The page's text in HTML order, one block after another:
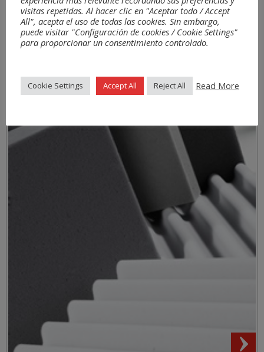
Materiales
visitas repetidas. Al hacer clic en "Aceptar todo / Accept
All", acepta el uso de todas las cookies. Sin embargo,
puede visitar "Configuración de cookies / Cookie Settings"
para proporcionar un consentimiento controlado.
Cookie Settings Accept All Reject All Read More